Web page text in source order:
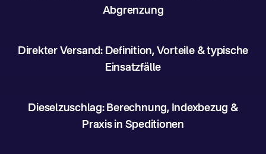
Abgrenzung
Direkter Versand: Definition, Vorteile & typische
Einsatzfälle
Dieselzuschlag: Berechnung, Indexbezug &
Praxis in Speditionen